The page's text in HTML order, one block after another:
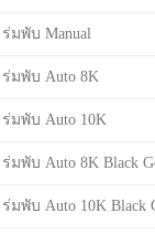
ร่มพับ Manual
ร่มพับ Auto 8K
ร่มพับ Auto 10K
ร่มพับ Auto 8K Black
ร่มพับ Auto 10K Black